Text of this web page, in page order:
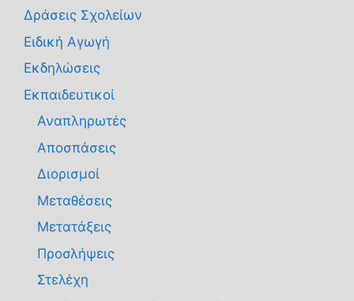
Δράσεις Σχολείων
Ειδική Αγωγή
Εκδηλώσεις
Εκπαιδευτικοί
Αναπληρωτές
Αποσπάσεις
Διορισμοί
Μεταθέσεις
Μετατάξεις
Προσλήψεις
Στελέχη